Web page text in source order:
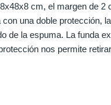
cm, el margen de
una doble protección,
de la espuma. La funda
nos permite